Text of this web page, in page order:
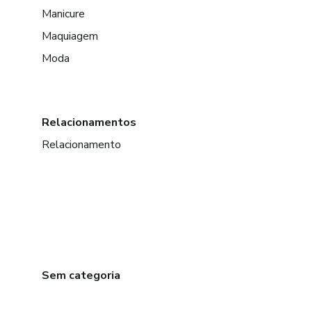
Manicure
Maquiagem
Moda
Relacionamentos
Relacionamento
Sem categoria